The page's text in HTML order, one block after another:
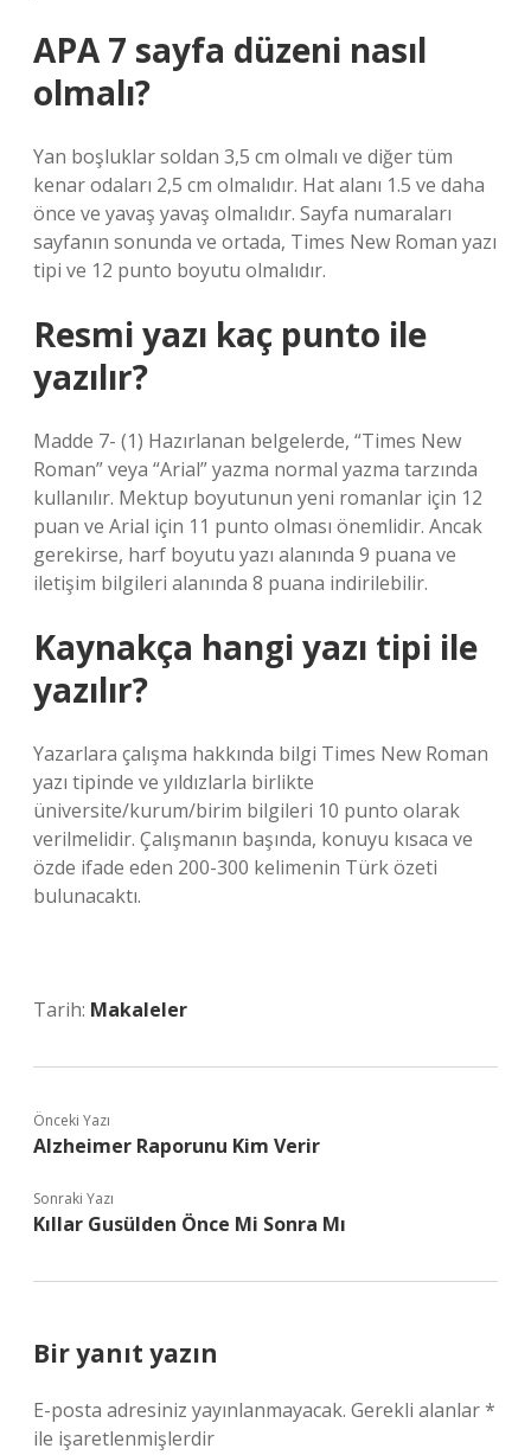
APA 7 sayfa düzeni nasıl
olmalı?
Yan boşluklar soldan 3,5 cm olmalı ve diğer tüm
kenar odaları 2,5 cm olmalıdır. Hat alanı 1.5 ve daha
önce ve yavaş yavaş olmalıdır. Sayfa numaraları
sayfanın sonunda ve ortada, Times New Roman yazı
tipi ve 12 punto boyutu olmalıdır.
Resmi yazı kaç punto ile
yazılır?
Madde 7- (1) Hazırlanan belgelerde, “Times New
Roman” veya “Arial” yazma normal yazma tarzında
kullanılır. Mektup boyutunun yeni romanlar için 12
puan ve Arial için 11 punto olması önemlidir. Ancak
gerekirse, harf boyutu yazı alanında 9 puana ve
iletişim bilgileri alanında 8 puana indirilebilir.
Kaynakça hangi yazı tipi ile
yazılır?
Yazarlara çalışma hakkında bilgi Times New Roman
yazı tipinde ve yıldızlarla birlikte
üniversite/kurum/birim bilgileri 10 punto olarak
verilmelidir. Çalışmanın başında, konuyu kısaca ve
özde ifade eden 200-300 kelimenin Türk özeti
bulunacaktı.
Tarih: Makaleler
Önceki Yazı
Alzheimer Raporunu Kim Verir
Sonraki Yazı
Kıllar Gusülden Önce Mi Sonra Mı
Bir yanıt yazın
E-posta adresiniz yayınlanmayacak. Gerekli alanlar*
ile işaretlenmişlerdir